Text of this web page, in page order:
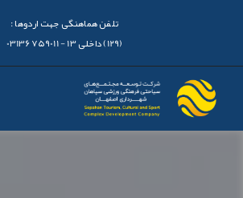
تلفن هماهنگی جهت اردوها :